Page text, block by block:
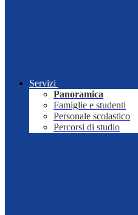
Servizi
Panoramica
Famiglie e studenti
Personale scolastico
Percorsi di studio